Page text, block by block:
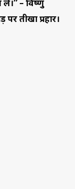
– विष्णु
तीखा प्रहार।